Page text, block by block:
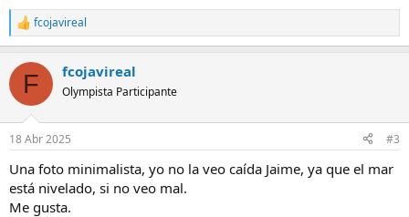
R
e
c
i
e
:
fcojavireal
F fcojavireal
Olympista Participante
18 Abr 2025 #3
Una foto minimalista, yo no la veo caída Jaime, ya que el mar
está nivelado, si no veo mal.
Me gusta.